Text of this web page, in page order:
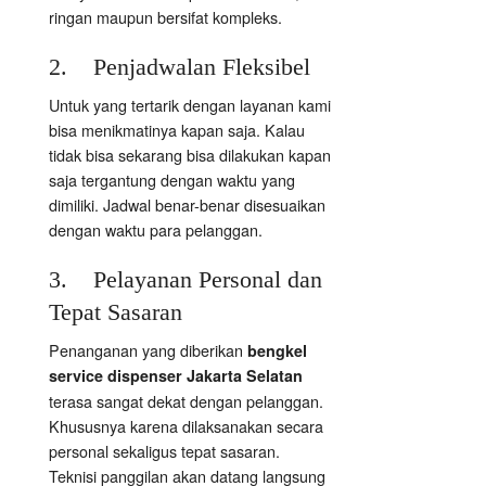
ringan maupun bersifat kompleks.
2. Penjadwalan Fleksibel
Untuk yang tertarik dengan layanan kami
bisa menikmatinya kapan saja. Kalau
tidak bisa sekarang bisa dilakukan kapan
saja tergantung dengan waktu yang
dimiliki. Jadwal benar-benar disesuaikan
dengan waktu para pelanggan.
3. Pelayanan Personal dan
Tepat Sasaran
Penanganan yang diberikan bengkel
service dispenser Jakarta Selatan
terasa sangat dekat dengan pelanggan.
Khususnya karena dilaksanakan secara
personal sekaligus tepat sasaran.
Teknisi panggilan akan datang langsung